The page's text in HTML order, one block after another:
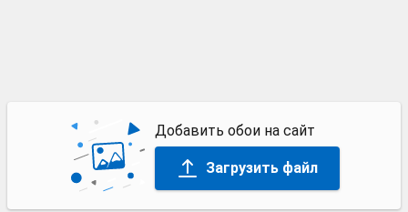
Добавить обои на сайт
Загрузить файл